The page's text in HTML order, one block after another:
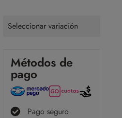
Seleccionar variación
Métodos de
pago
Pago seguro